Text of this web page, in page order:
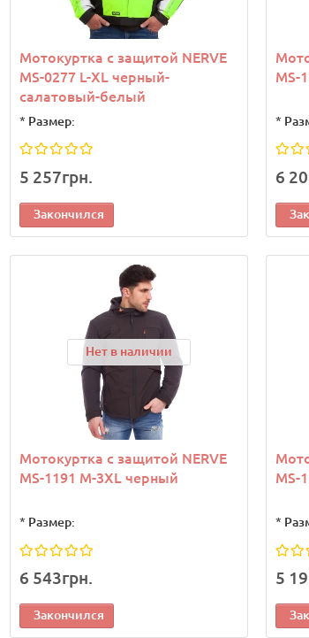
Мотокуртка с защитой NERVE
MS-0277 L-XL черный-
салатовый-белый
* Размер:
5 257грн.
Закончился
MS-
*
6
Нет в наличии
Мотокуртка с защитой NERVE
MS-1191 M-3XL черный
* Размер:
6 543грн.
Закончился
MS-
*
5